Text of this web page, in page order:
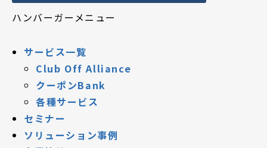
ハンバーガーメニュー
サービス一覧
Club Off Alliance
クーポンBank
各種サービス
セミナー
ソリューション事例